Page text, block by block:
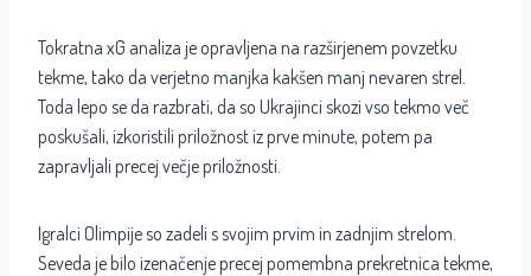
Tokratna xG analiza je opravljena na razširjenem povzetku
tekme, tako da verjetno manjka kakšen manj nevaren strel.
Toda lepo se da razbrati, da so Ukrajinci skozi vso tekmo več
poskušali, izkoristili priložnost iz prve minute, potem pa
zapravljali precej večje priložnosti.
Igralci Olimpije so zadeli s svojim prvim in zadnjim strelom.
Seveda je bilo izenačenje precej pomembna prekretnica tekme,